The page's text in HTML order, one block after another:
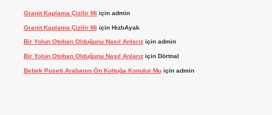
Granit Kaplama Çizilir Mi için admin
Granit Kaplama Çizilir Mi için HızlıAyak
Bir Yolun Otoban Olduğunu Nasıl Anlarıziçin admin
Bir Yolun Otoban Olduğunu Nasıl Anlarıziçin Dörtnal
Bebek Puseti Arabanın Ön Koltuğa Konulur Muiçin admin